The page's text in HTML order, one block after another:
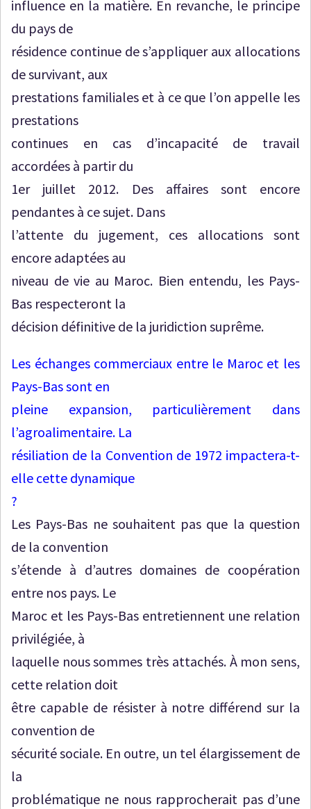
influence en la matière. En revanche, le principe
du pays de
résidence continue de s’appliquer aux allocations
de survivant, aux
prestations familiales et à ce que l’on appelle les
prestations
continues en cas d’incapacité de travail
accordées à partir du
1er juillet 2012. Des affaires sont encore
pendantes à ce sujet. Dans
l’attente du jugement, ces allocations sont
encore adaptées au
niveau de vie au Maroc. Bien entendu, les Pays-
Bas respecteront la
décision définitive de la juridiction suprême.
Les échanges commerciaux entre le Maroc et les
Pays-Bas sont en
pleine expansion, particulièrement dans
l’agroalimentaire. La
résiliation de la Convention de 1972 impactera-t-
elle cette dynamique
?
Les Pays-Bas ne souhaitent pas que la question
de la convention
s’étende à d’autres domaines de coopération
entre nos pays. Le
Maroc et les Pays-Bas entretiennent une relation
privilégiée, à
laquelle nous sommes très attachés. À mon sens,
cette relation doit
être capable de résister à notre différend sur la
convention de
sécurité sociale. En outre, un tel élargissement de
la
problématique ne nous rapprocherait pas d’une